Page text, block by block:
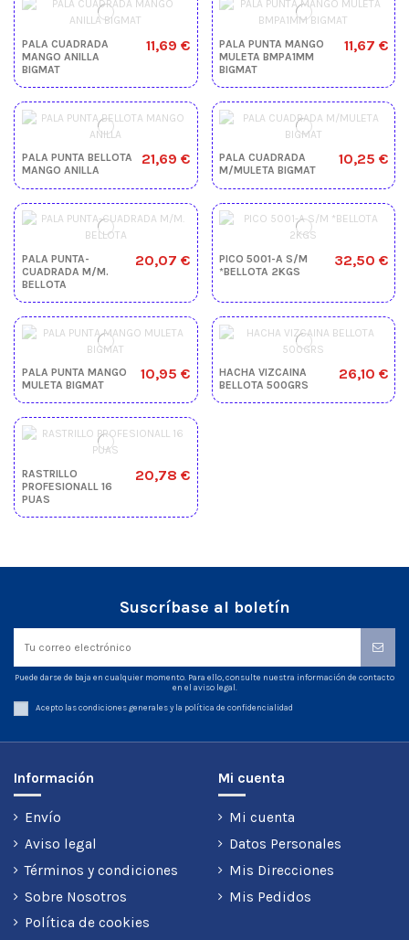
PALA CUADRADA
MANGO ANILLA
BIGMAT
11,69 €
PALA PUNTA MANGO
MULETA BMPA1MM
BIGMAT
11,67 €
PALA PUNTA BELLOTA
MANGO ANILLA
21,69 €
PALA CUADRADA
M/MULETA BIGMAT
10,25 €
PALA PUNTA-
CUADRADA M/M.
BELLOTA
20,07 €
PICO 5001-A S/M
*BELLOTA 2KGS
32,50 €
PALA PUNTA MANGO
MULETA BIGMAT
10,95 €
HACHA VIZCAINA
BELLOTA 500GRS
26,10 €
RASTRILLO
PROFESIONALL 16
PUAS
20,78 €
Suscríbase al boletín
Puede darse de baja en cualquier momento. Para ello, consulte nuestra información de contacto
en el aviso legal.
Acepto las condiciones generales y la política de confidencialidad
Información
Envío
Aviso legal
Términos y condiciones
Sobre Nosotros
Política de cookies
Mi cuenta
Mi cuenta
Datos Personales
Mis Direcciones
Mis Pedidos